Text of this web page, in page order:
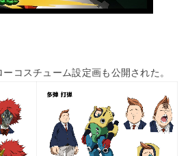
コスチューム設定画も公開された。